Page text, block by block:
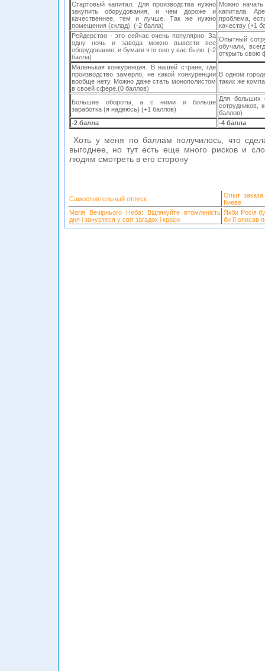
Стартовый капитал. Для производства нужно
закупить оборудования, и чем дороже и
качественнее, тем и лучше. Так же нужно
помещения (склад). (-2 балла)
Можно начать
капитала.
проблема,
качеству (+1
Рейдерство - это сейчас очень популярно. За
одну ночь и завода можно вывести все
оборудование, и бумаги что оно у вас было. (-2
балла)
Опытный
обучали,
открыть свою
Маленькая конкуренция. В нашей стране, где
производство замерло, не какой конкуренции
вообще нету. Можно даже стать монополистом
в своей сфере.(0 баллов)
В одном
таких же
Большие обороты, а с ними и больше
заработка (я надеюсь) (+1 баллов)
Для больших
сотрудников,
баллов)
-2 балла
-4 балла
Хоть у меня по баллам получилось, что
выгоднее, но тут есть еще много рисков и
людям смотреть в его сторону
Самостоятельный отпуск
Опыт
Киеве
Магія Вечірнього Неба: Відлякуйте втомленість
дня і зануртеся у світ загадок і краси
Якби Росія
би її описав